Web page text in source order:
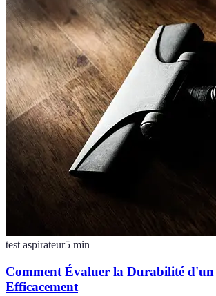
test aspirateur5 min
Comment Évaluer la Durabilité
Efficacement